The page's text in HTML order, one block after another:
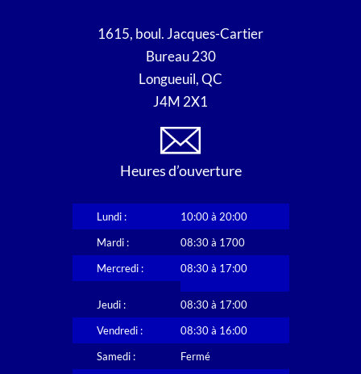
1615, boul. Jacques-Cartier
Bureau 230
Longueuil, QC
J4M 2X1
Heures d’ouverture
Lundi :
10:00 à 20:00
Mardi :
08:30 à 1700
Mercredi :
08:30 à 17:00
Jeudi :
08:30 à 17:00
Vendredi :
08:30 à 16:00
Samedi :
Fermé